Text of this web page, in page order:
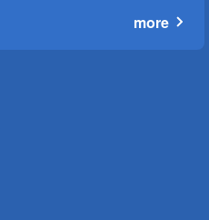
more